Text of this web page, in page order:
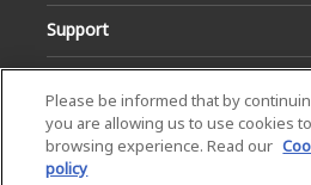
Support
Please be informed that by
you are allowing us to use cookies
browsing experience. Read our
policy